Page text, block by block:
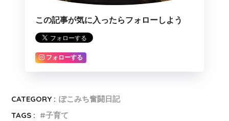
この記事が気に入ったらフォローしよう
フォローする
CATEGORY : ぽこみち奮闘日記
TAGS :
子育て